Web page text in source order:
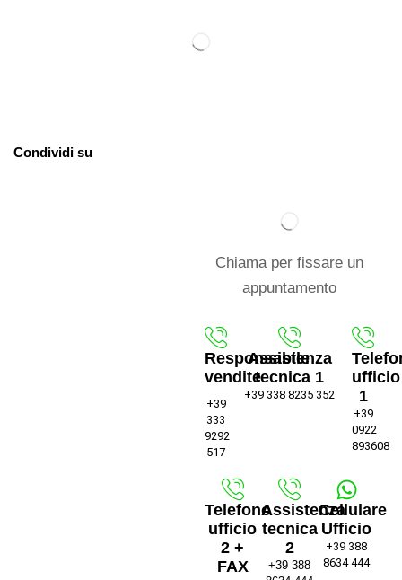
Condividi su
Chiama per fissare un
appuntamento
Responsabile
vendite
+39
333
9292
517
Assistenza
tecnica 1
+39 338 8235 352
ufficio
1
+39
0922
893608
Telefono
ufficio
2 +
FAX
Assistenza
tecnica
2
+39 388
Cellulare
Ufficio
+39 388
8634 444